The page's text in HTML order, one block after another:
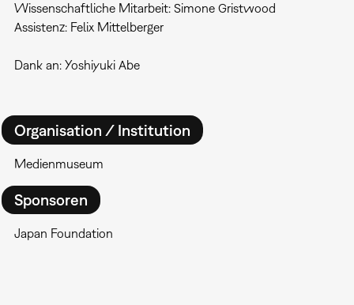
Wissenschaftliche Mitarbeit: Simone Gristwood
Assistenz: Felix Mittelberger
Dank an: Yoshiyuki Abe
Organisation / Institution
Medienmuseum
Sponsoren
Japan Foundation